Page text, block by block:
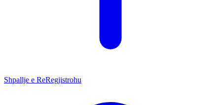
Shpallje e ReRegjistrohu